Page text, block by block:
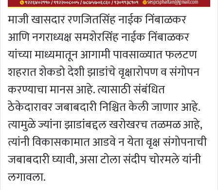
माजी खासदार रणजितसिंह नाईक निंबाळकर
आणि नगराध्यक्ष समशेरसिंह नाईक निंबाळकर
यांच्या माध्यमातून आगामी पावसाळ्यात फलटण
शहरात शेकडो देशी झाडांचे वृक्षारोपण व संगोपन
करण्याचा मानस आहे. त्यासाठी संबंधित
ठेकेदारावर जबाबदारी निश्चित केली जाणार आहे.
त्यामुळे ज्यांना झाडांबद्दल खरोखरच तळमळ आहे,
त्यांनी विकासकामात आडवे न येता वृक्ष संगोपनाची
जबाबदारी घ्यावी, असा टोला संदीप चोरमले यांनी
लगावला.